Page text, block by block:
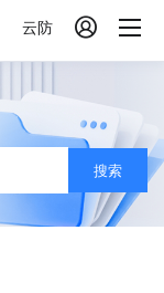
云防 
搜索